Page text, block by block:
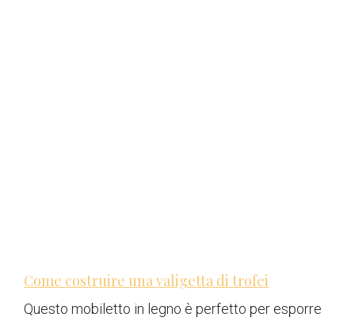
Come costruire una valigetta di trofei
Questo mobiletto in legno è perfetto per esporre